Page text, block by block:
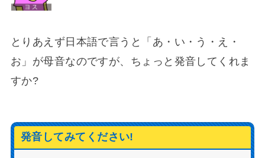
とりあえず日本語で言うと「あ・い・う・え・
お」が母音なのですが、ちょっと発音してくれま
すか?
発音してみてください!